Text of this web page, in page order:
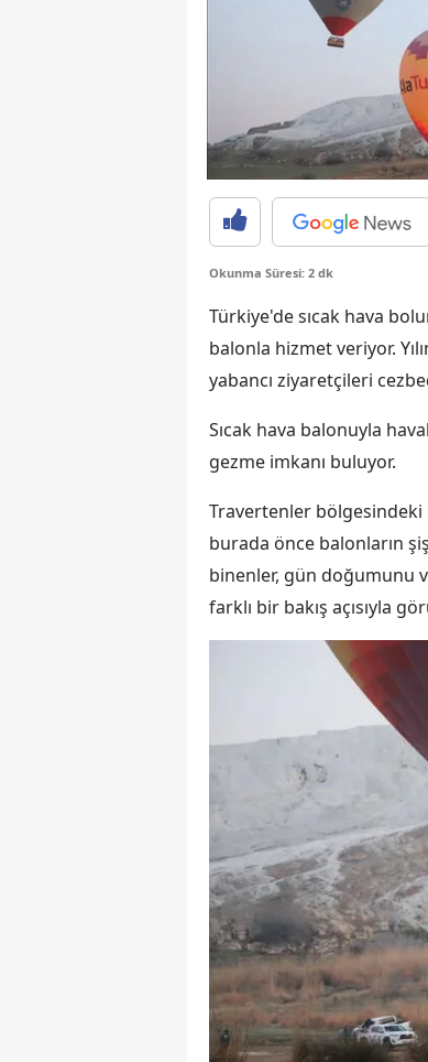
Okunma Süresi: 2 dk
Türkiye'de sıcak hava
balonla hizmet veriyor.
yabancı ziyaretçileri
Sıcak hava balonuyla
gezme imkanı buluyor.
Travertenler bölgesindeki
burada önce balonların
binenler, gün doğumunu
farklı bir bakış açısıyla